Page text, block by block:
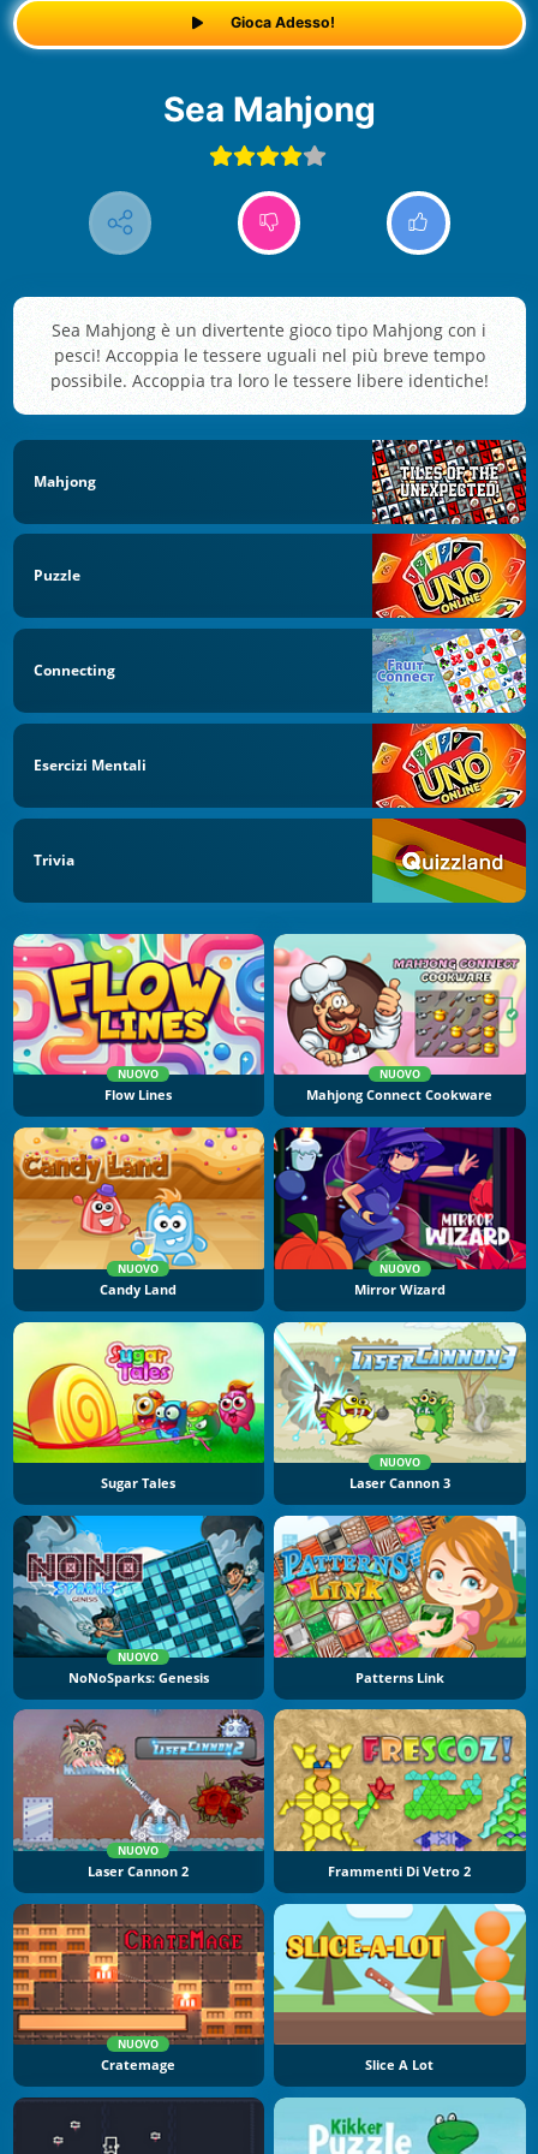
Gioca Adesso!
Sea Mahjong
Sea Mahjong è un divertente gioco tipo Mahjong con i
pesci! Accoppia le tessere uguali nel più breve tempo
possibile. Accoppia tra loro le tessere libere identiche!
Mahjong
Puzzle
Connecting
Esercizi Mentali
Trivia
NUOVO
Flow Lines
NUOVO
Mahjong Connect Cookware
NUOVO
Candy Land
NUOVO
Mirror Wizard
Sugar Tales
NUOVO
Laser Cannon 3
NUOVO
NoNoSparks: Genesis Patterns Link
NUOVO
Laser Cannon 2 Frammenti Di Vetro 2
NUOVO
Cratemage Slice A Lot